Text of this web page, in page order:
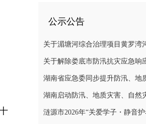
公示公告
关于解除娄底市防汛抗灾应急响
涟源市2026年“关爱学子・静音